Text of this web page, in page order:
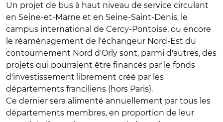
Un projet de bus à haut niveau de service circulant
en Seine-et-Marne et en Seine-Saint-Denis, le
campus international de Cercy-Pontoise, ou encore
le réaménagement de l'échangeur Nord-Est du
contournement Nord d'Orly sont, parmi d'autres, des
projets qui pourraient être financés par le fonds
d'investissement librement créé par les
départements franciliens (hors Paris).
Ce dernier sera alimenté annuellement par tous les
départements membres, en proportion de leur